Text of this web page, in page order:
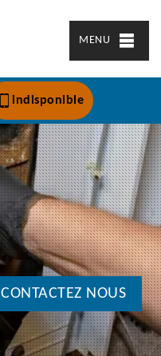
MENU
indisponible
CONTACTEZ NOUS